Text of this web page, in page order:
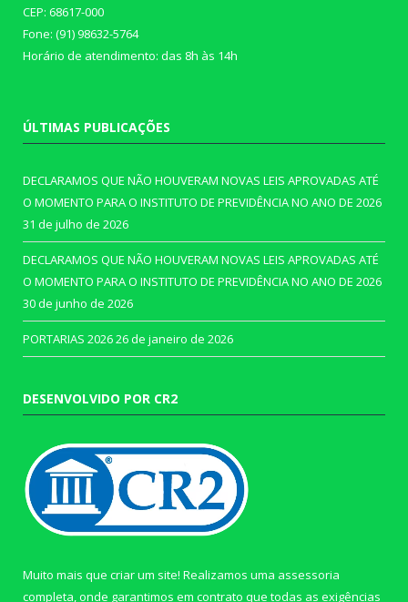
CEP: 68617-000
Fone: (91) 98632-5764
Horário de atendimento: das 8h às 14h
ÚLTIMAS PUBLICAÇÕES
DECLARAMOS QUE NÃO HOUVERAM NOVAS LEIS APROVADAS ATÉ
O MOMENTO PARA O INSTITUTO DE PREVIDÊNCIA NO ANO DE 2026
31 de julho de 2026
DECLARAMOS QUE NÃO HOUVERAM NOVAS LEIS APROVADAS ATÉ
O MOMENTO PARA O INSTITUTO DE PREVIDÊNCIA NO ANO DE 2026
30 de junho de 2026
PORTARIAS 202626 de janeiro de 2026
DESENVOLVIDO POR CR2
Muito mais que criar um site! Realizamos uma assessoria
completa, onde garantimos em contrato que todas as exigências